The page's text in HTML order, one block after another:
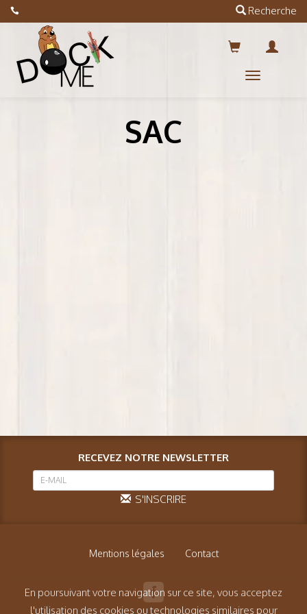
Recherche
Menus
SAC
RECEVEZ NOTRE NEWSLETTER
S'INSCRIRE
Mentions légales Contact
En poursuivant votre navigation sur ce site, vous acceptez
l'utilisation des cookies ou technologies similaires pour